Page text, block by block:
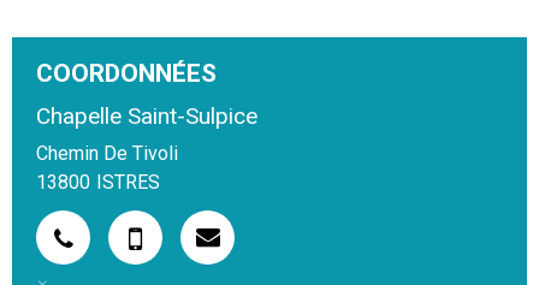
COORDONNÉES
Chapelle Saint-Sulpice
Chemin De Tivoli
13800 ISTRES